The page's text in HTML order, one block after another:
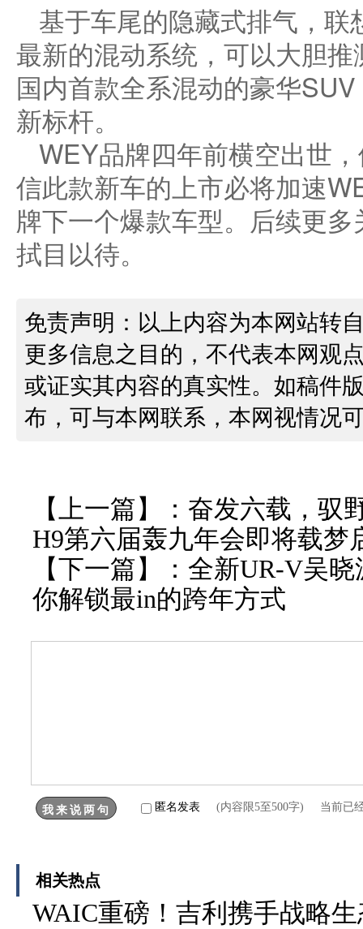
基于车尾的隐藏式排气，
最新的混动系统，可以大胆
国内首款全系混动的豪华
新标杆。
WEY品牌四年前横空出世
信此款新车的上市必将加速
牌下一个爆款车型。后续更
拭目以待。
免责声明：以上内容为本网站转
更多信息之目的，不代表本网观
或证实其内容的真实性。如稿件
布，可与本网联系，本网视情况
【上一篇】： 奋发六载，驭
H9第六届轰九年会即将载梦
【下一篇】： 全新UR-V吴
你解锁最in的跨年方式
匿名发表 (内容限5至500字) 当前已
相关热点
WAIC重磅！吉利携手战略